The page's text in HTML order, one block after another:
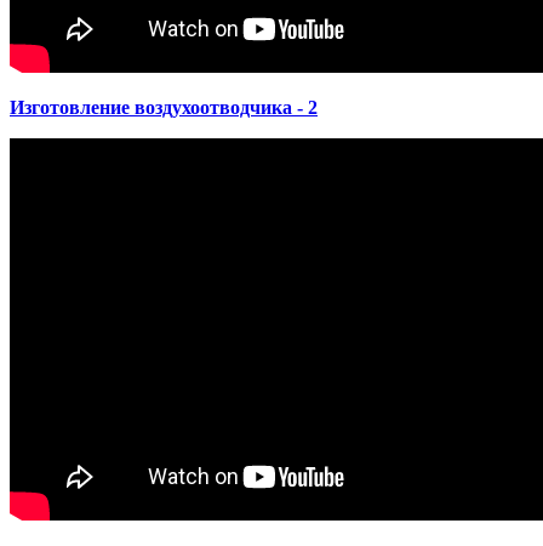
Изготовление воздухоотводчика - 2